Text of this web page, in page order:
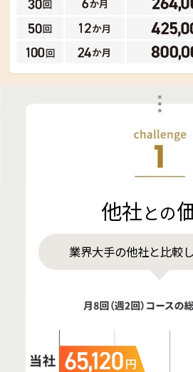
他社との
業界大手の他社と比較